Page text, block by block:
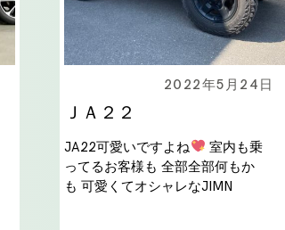
2022年5月24日
ＪＡ２２
JA22可愛いですよね
室内も乗
ってるお客様も 全部全部何もか
も 可愛くてオシャレなJIMN